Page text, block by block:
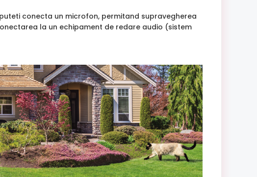
conecta un microfon, permitand supravegherea
la un echipament de redare audio (sistem